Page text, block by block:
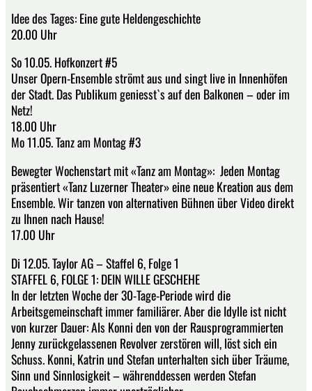
Idee des Tages: Eine gute Heldengeschichte
20.00 Uhr
So 10.05. Hofkonzert #5
Unser Opern-Ensemble strömt aus und singt live in Innenhöfen
der Stadt. Das Publikum geniesst`s auf den Balkonen – oder im
Netz!
18.00 Uhr
Mo 11.05. Tanz am Montag #3
Bewegter Wochenstart mit «Tanz am Montag»:​ Jeden Montag
präsentiert «Tanz Luzerner Theater» eine neue Kreation aus dem
Ensemble. Wir tanzen von alternativen Bühnen über Video direkt
zu Ihnen nach Hause!
17.00 Uhr
Di 12.05. Taylor AG – Staffel 6, Folge 1
STAFFEL 6, FOLGE 1: DEIN WILLE GESCHEHE
In der letzten Woche der 30-Tage-Periode wird die
Arbeitsgemeinschaft immer familiärer. Aber die Idylle ist nicht
von kurzer Dauer: Als Konni den von der Rausprogrammierten
Jenny zurückgelassenen Revolver zerstören will, löst sich ein
Schuss. Konni, Katrin und Stefan unterhalten sich über Träume,
Sinn und Sinnlosigkeit – währenddessen werden Stefan